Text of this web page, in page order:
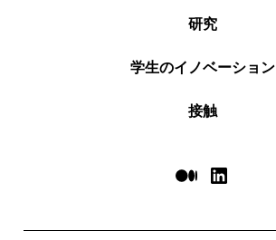
研究
学生のイノベーション
接触